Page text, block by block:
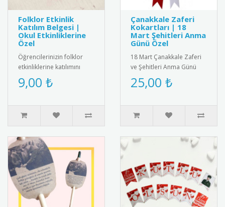
Folklor Etkinlik
Katılım Belgesi |
Okul Etkinliklerine
Özel
Öğrencilerinizin folklor
etkinliklerine katılımını
belgelemek için şık ve
anlamlı bir belge! Renkli ..
9,00 ₺
Çanakkale Zaferi
Kokartları | 18
Mart Şehitleri Anma
Günü Özel
18 Mart Çanakkale Zaferi
ve Şehitleri Anma Günü
için özel tasarlanmış
kaliteli kokart seti.
25,00 ₺